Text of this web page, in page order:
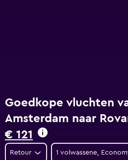
Goedkope vluchten
Amsterdam naar
€ 121
Retour 1 volwassene,